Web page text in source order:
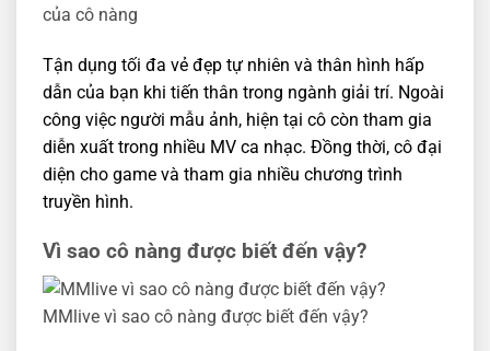
của cô nàng
Tận dụng tối đa vẻ đẹp tự nhiên và thân hình hấp
dẫn của bạn khi tiến thân trong ngành giải trí. Ngoài
công việc người mẫu ảnh, hiện tại cô còn tham gia
diễn xuất trong nhiều MV ca nhạc. Đồng thời, cô đại
diện cho game và tham gia nhiều chương trình
truyền hình.
Vì sao cô nàng được biết đến vậy?
MMlive vì sao cô nàng được biết đến vậy?